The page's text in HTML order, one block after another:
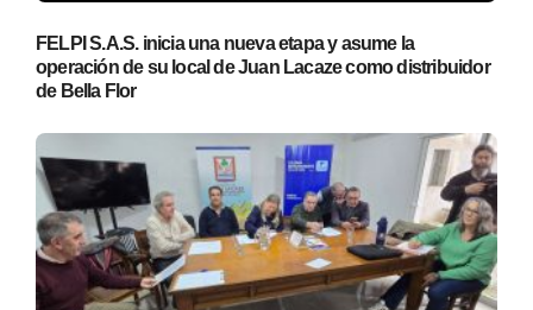
FELPI S.A.S. inicia una nueva etapa y asume la
operación de su local de Juan Lacaze como distribuidor
de Bella Flor